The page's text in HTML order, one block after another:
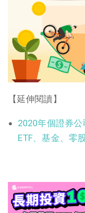
【延伸閱讀】
2020年個證券公
ETF、基金、零股